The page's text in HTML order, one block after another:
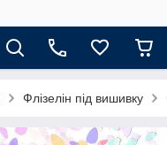
Флізелін під вишивку